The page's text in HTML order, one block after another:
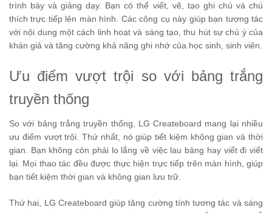
trình bày và giảng dạy. Bạn có thể viết, vẽ, tạo ghi chú và chú
thích trực tiếp lên màn hình. Các công cụ này giúp bạn tương tác
với nội dung một cách linh hoạt và sáng tạo, thu hút sự chú ý của
khán giả và tăng cường khả năng ghi nhớ của học sinh, sinh viên.
Ưu điểm vượt trội so với bảng trắng
truyền thống
So với bảng trắng truyền thống, LG Createboard mang lại nhiều
ưu điểm vượt trội. Thứ nhất, nó giúp tiết kiệm không gian và thời
gian. Bạn không còn phải lo lắng về việc lau bảng hay viết đi viết
lại. Mọi thao tác đều được thực hiện trực tiếp trên màn hình, giúp
bạn tiết kiệm thời gian và không gian lưu trữ.
Thứ hai, LG Createboard giúp tăng cường tính tương tác và sáng